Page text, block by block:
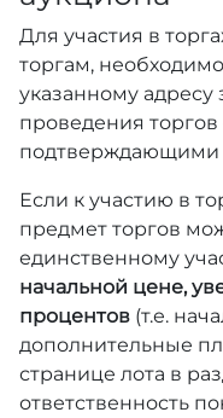
Для участия в
торгам,
указанному адресу
проведения
подтверждающими
Если к участию в
предмет торгов
единственному
начальной цене,
процентов (т.е.
дополнительные
странице лота в
ответственность